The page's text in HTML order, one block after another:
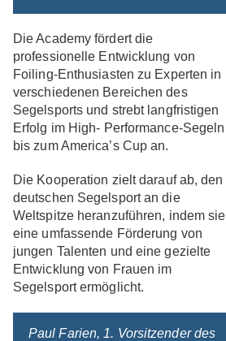
Die Academy fördert die
professionelle Entwicklung von
Foiling-Enthusiasten zu Experten in
verschiedenen Bereichen des
Segelsports und strebt langfristigen
Erfolg im High- Performance-Segeln
bis zum America’s Cup an.
Die Kooperation zielt darauf ab, den
deutschen Segelsport an die
Weltspitze heranzuführen, indem sie
eine umfassende Förderung von
jungen Talenten und eine gezielte
Entwicklung von Frauen im
Segelsport ermöglicht.
Paul Farien, 1. Vorsitzender des